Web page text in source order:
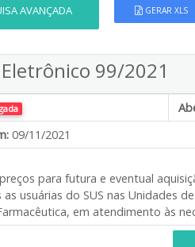
AVANÇADA GERAR XLS
99/2021
09/11/2021
para futura e eventual
as usuárias do SUS nas Unidades
em atendimento às